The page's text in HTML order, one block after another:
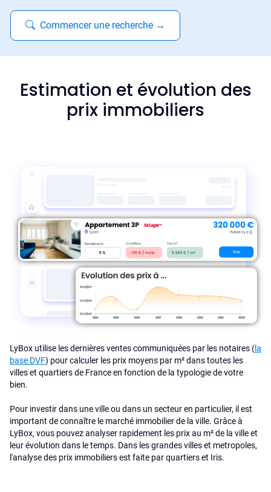
Commencer une recherche →
Estimation et évolution des
prix immobiliers
LyBox utilise les dernières ventes communiquées par les notaires (la
base DVF) pour calculer les prix moyens par m² dans toutes les
villes et quartiers de France en fonction de la typologie de votre
bien.
Pour investir dans une ville ou dans un secteur en particulier, il est
important de connaître le marché immobilier de la ville. Grâce à
LyBox, vous pouvez analyser rapidement les prix au m² de la ville et
leur évolution dans le temps. Dans les grandes villes et metropoles,
l'analyse des prix immobiliers est faite par quartiers et Iris.